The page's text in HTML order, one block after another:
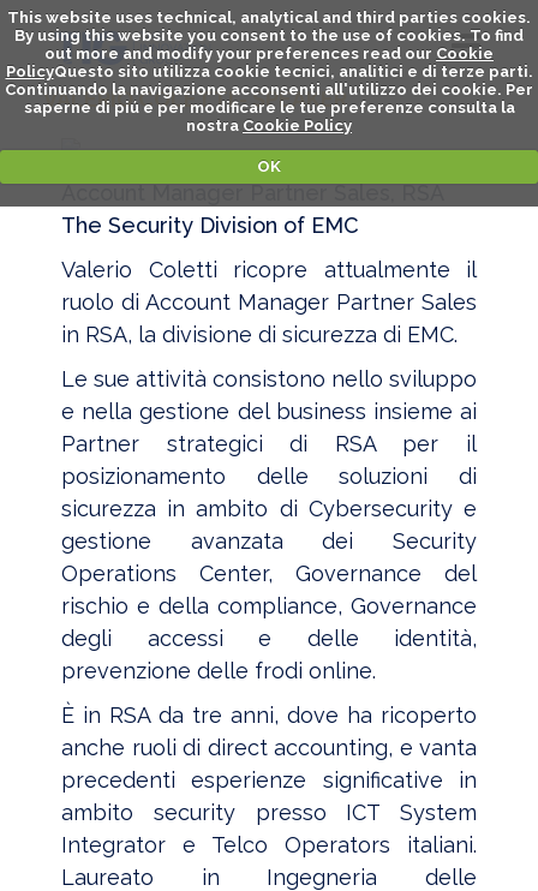
This website uses technical, analytical and third parties cookies.
By using this website you consent to the use of cookies. To find
out more and modify your preferences read our Cookie
PolicyQuesto sito utilizza cookie tecnici, analitici e di terze parti.
Continuando la navigazione acconsenti all'utilizzo dei cookie. Per
saperne di piú e per modificare le tue preferenze consulta la
nostra Cookie Policy
OK
VALERIO COLETTI - SPEAKER
The Security Division of EMC
Valerio Coletti ricopre attualmente il
ruolo di Account Manager Partner Sales
in RSA, la divisione di sicurezza di EMC.
Le sue attività consistono nello sviluppo
e nella gestione del business insieme ai
Partner strategici di RSA per il
posizionamento delle soluzioni di
sicurezza in ambito di Cybersecurity e
gestione avanzata dei Security
Operations Center, Governance del
rischio e della compliance, Governance
degli accessi e delle identità,
prevenzione delle frodi online.
È in RSA da tre anni, dove ha ricoperto
anche ruoli di direct accounting, e vanta
precedenti esperienze significative in
ambito security presso ICT System
Integrator e Telco Operators italiani.
Laureato in Ingegneria delle